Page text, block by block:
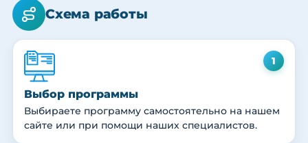
Схема работы
1
Выбор программы
Выбираете программу самостоятельно на нашем
сайте или при помощи наших специалистов.